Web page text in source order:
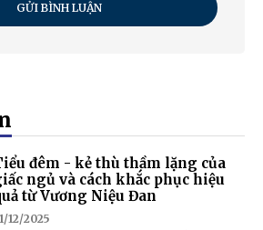
GỬI BÌNH LUẬN
đêm - kẻ thù thầm lặng của
ngủ và cách khắc phục hiệu
từ Vương Niệu Đan
12/2025